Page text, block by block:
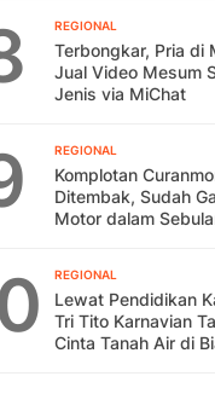
REGIONAL
Terbongkar, Pria di
Jual Video Mesum
Jenis via MiChat
REGIONAL
Komplotan
Ditembak, Sudah
Motor dalam
REGIONAL
Lewat Pendidikan
Tri Tito Karnavian
Cinta Tanah Air di